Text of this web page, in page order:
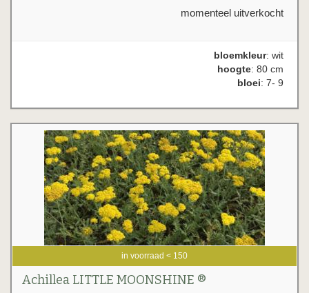
momenteel uitverkocht
bloemkleur: wit
hoogte: 80 cm
bloei: 7- 9
in voorraad < 150
Achillea LITTLE MOONSHINE ®